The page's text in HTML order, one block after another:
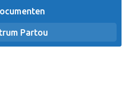
Partou